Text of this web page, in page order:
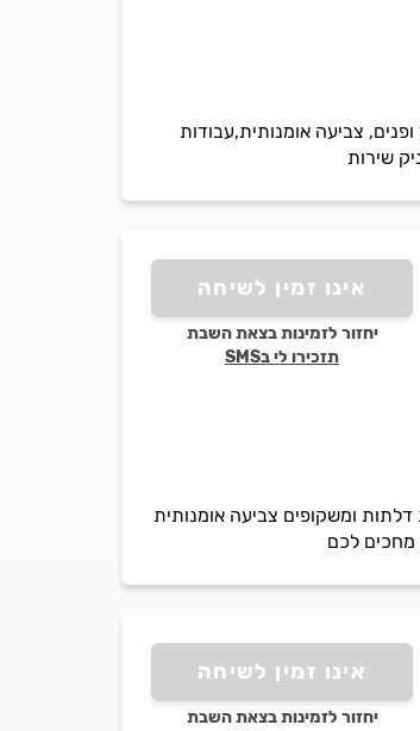
צביעה אומנותית,עבודות
שירות
אינו זמין לשיחה
יחזור לזמינות בצאת השבת
תזכירו לי בSMS
ומשקופים צביעה אומנותית
מחכים לכם
אינו זמין לשיחה
יחזור לזמינות בצאת השבת